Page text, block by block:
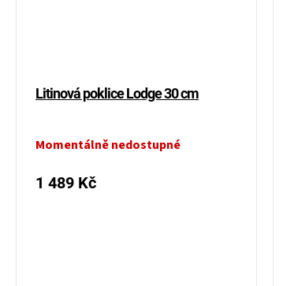
Litinová poklice Lodge 30 cm
Momentálně nedostupné
1 489 Kč